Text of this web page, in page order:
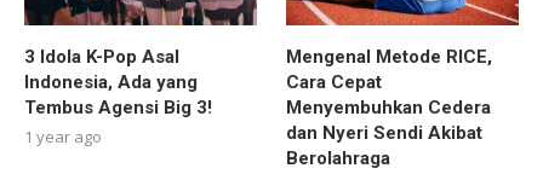
3 Idola K-Pop Asal
Indonesia, Ada yang
Tembus Agensi Big 3!
1 year ago
Mengenal Metode RICE,
Cara Cepat
Menyembuhkan Cedera
dan Nyeri Sendi Akibat
Berolahraga